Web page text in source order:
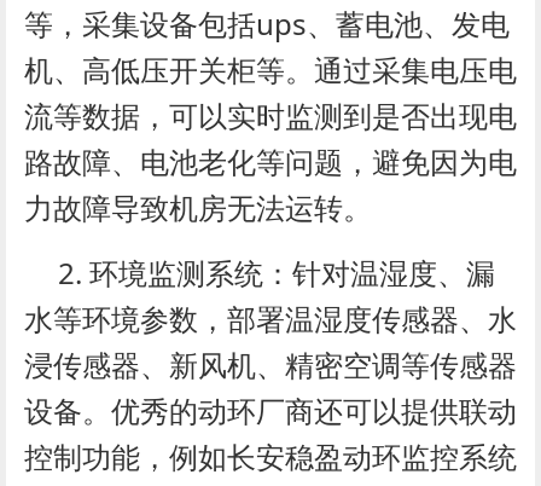
等，采集设备包括ups、蓄电池、发电
机、高低压开关柜等。通过采集电压电
流等数据，可以实时监测到是否出现电
路故障、电池老化等问题，避免因为电
力故障导致机房无法运转。
2. 环境监测系统：针对温湿度、漏
水等环境参数，部署温湿度传感器、水
浸传感器、新风机、精密空调等传感器
设备。优秀的动环厂商还可以提供联动
控制功能，例如长安稳盈动环监控系统